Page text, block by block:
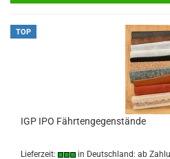
TOP
IGP IPO Fährtengegenstände
Lieferzeit: in Deutschland: ab